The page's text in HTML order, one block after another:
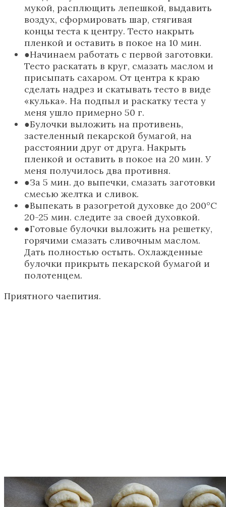
мукой, расплющить лепешкой, выдавить
воздух, сформировать шар, стягивая
концы теста к центру. Тесто накрыть
пленкой и оставить в покое на 10 мин.
Начинаем работать с первой заготовки.
Тесто раскатать в круг, смазать маслом и
присыпать сахаром. От центра к краю
сделать надрез и скатывать тесто в виде
«кулька». На подпыл и раскатку теста у
меня ушло примерно 50 г.
Булочки выложить на противень,
застеленный пекарской бумагой, на
расстоянии друг от друга. Накрыть
пленкой и оставить в покое на 20 мин. У
меня получилось два противня.
За 5 мин. до выпечки, смазать заготовки
смесью желтка и сливок.
Выпекать в разогретой духовке до 200°С
20-25 мин. следите за своей духовкой.
Готовые булочки выложить на решетку,
горячими смазать сливочным маслом.
Дать полностью остыть. Охлажденные
булочки прикрыть пекарской бумагой и
полотенцем.
Приятного чаепития.